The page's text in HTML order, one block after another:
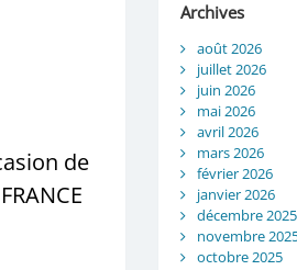
de
Archives
août 2026
juillet 2026
juin 2026
mai 2026
avril 2026
mars 2026
février 2026
janvier 2026
décembre 2025
novembre
octobre 2025